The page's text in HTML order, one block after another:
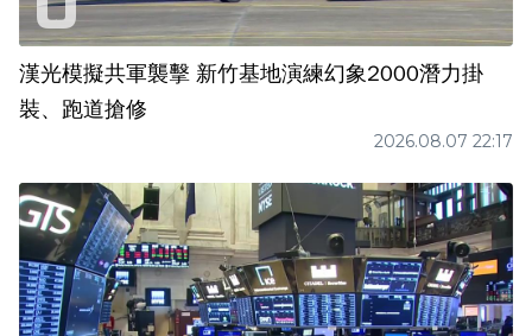
漢光模擬共軍襲擊 新竹基地演練幻象2000潛力掛
裝、跑道搶修
2026.08.07 22:17